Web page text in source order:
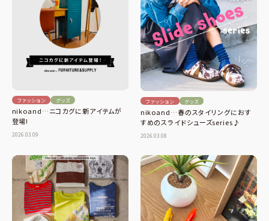
ファッション グッズ
nikoand…ニコカグに新アイテムが
登場!
2026.03.09
ファッション グッズ
nikoand…春のスタイリングにおす
すめのスライドシューズseries♪
2026.03.08